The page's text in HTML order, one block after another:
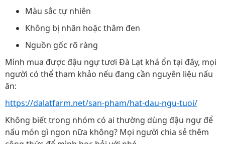
Màu sắc tự nhiên
Không bị nhăn hoặc thâm đen
Nguồn gốc rõ ràng
Mình mua được đậu ngự tươi Đà Lạt khá ổn tại đây, mọi
người có thể tham khảo nếu đang cần nguyên liệu nấu
ăn:
https://dalatfarm.net/san-pham/hat-dau-ngu-tuoi/
Không biết trong nhóm có ai thường dùng đậu ngự để
nấu món gì ngon nữa không? Mọi người chia sẻ thêm